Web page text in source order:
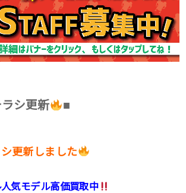
シ更新 ■
更新しました
気モデル高価買取中